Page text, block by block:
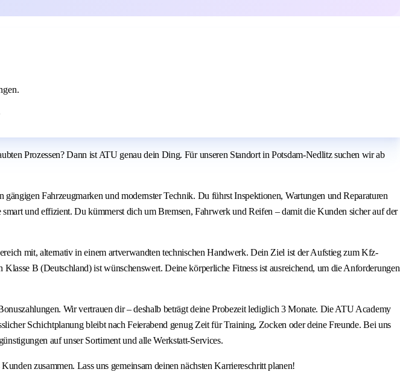
Prozessen? Dann ist ATU genau dein Ding. Für unseren Standort in Potsdam-Nedlitz suchen wir ab
Fahrzeugmarken und modernster Technik. Du führst Inspektionen, Wartungen und Reparaturen
und effizient. Du kümmerst dich um Bremsen, Fahrwerk und Reifen – damit die Kunden sicher auf der
mit, alternativ in einem artverwandten technischen Handwerk. Dein Ziel ist der Aufstieg zum Kfz-
B (Deutschland) ist wünschenswert. Deine körperliche Fitness ist ausreichend, um die Anforderungen
Wir vertrauen dir – deshalb beträgt deine Probezeit lediglich 3 Monate. Die ATU Academy
Schichtplanung bleibt nach Feierabend genug Zeit für Training, Zocken oder deine Freunde. Bei uns
auf unser Sortiment und alle Werkstatt-Services.
zusammen. Lass uns gemeinsam deinen nächsten Karriereschritt planen!